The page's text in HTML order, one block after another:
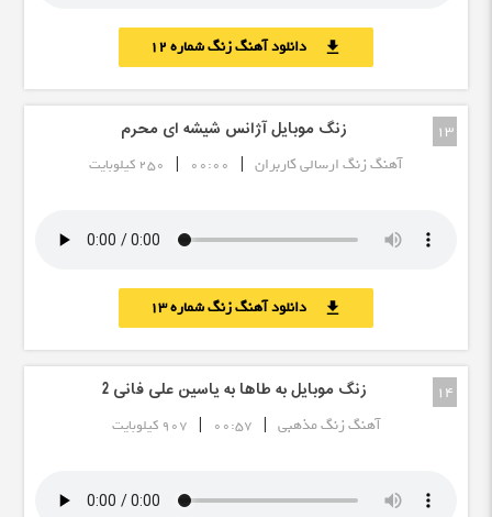
download دانلود آهنگ زنگ شماره 12
13 زنگ موبایل آژانس شیشه ای محرم
آهنگ زنگ ارسالی کاربران |
00:00
| 250 کیلوبایت
download دانلود آهنگ زنگ شماره 13
14 زنگ موبایل به طاها به یاسین علی فانی 2
آهنگ زنگ مذهبی |
00:57
| 907 کیلوبایت